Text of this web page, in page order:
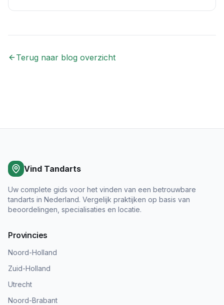
Terug naar blog overzicht
Vind Tandarts
Uw complete gids voor het vinden van een betrouwbare
tandarts in Nederland. Vergelijk praktijken op basis van
beoordelingen, specialisaties en locatie.
Provincies
Noord-Holland
Zuid-Holland
Utrecht
Noord-Brabant